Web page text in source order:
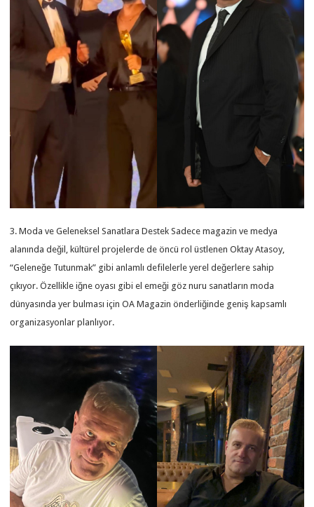
3. Moda ve Geleneksel Sanatlara Destek Sadece magazin ve medya
alanında değil, kültürel projelerde de öncü rol üstlenen Oktay Atasoy,
“Geleneğe Tutunmak” gibi anlamlı defilelerle yerel değerlere sahip
çıkıyor. Özellikle iğne oyası gibi el emeği göz nuru sanatların moda
dünyasında yer bulması için OA Magazin önderliğinde geniş kapsamlı
organizasyonlar planlıyor.